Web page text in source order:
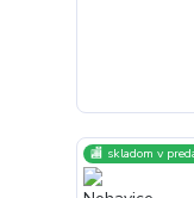
🏬 skladom v